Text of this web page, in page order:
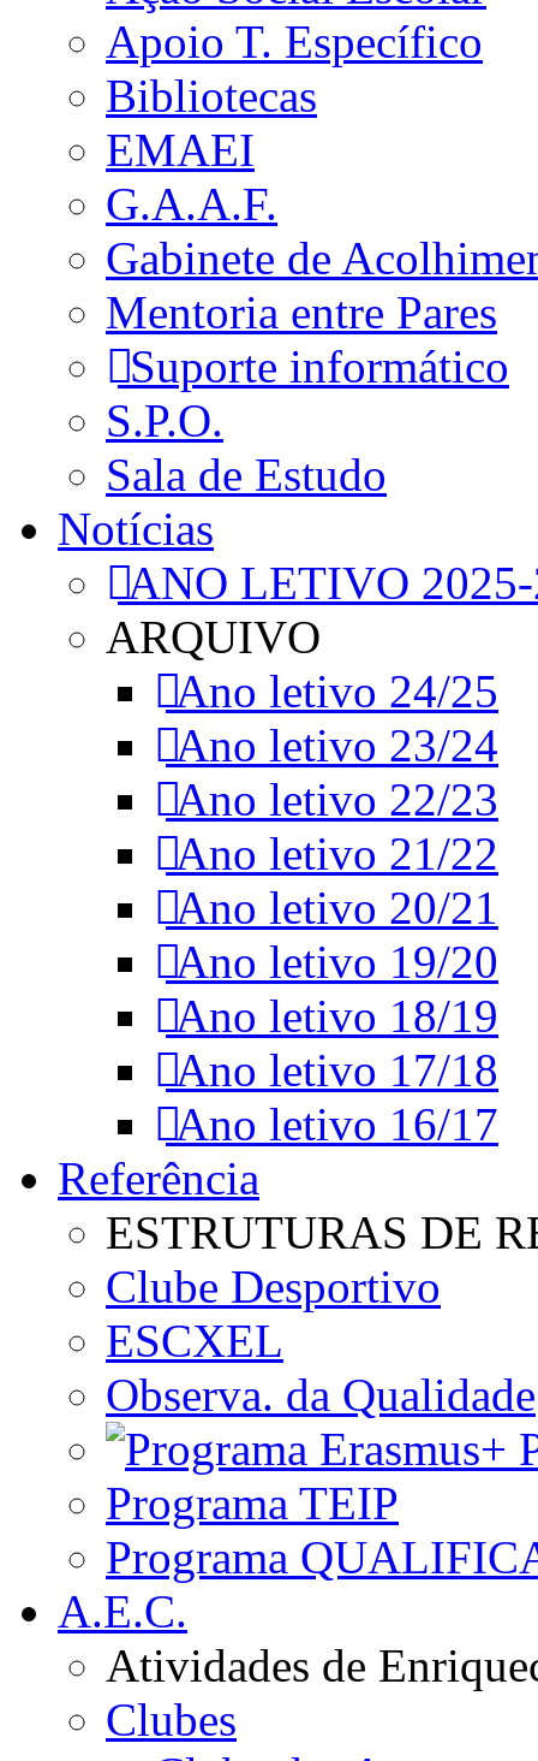
Apoio T. Específico
Bibliotecas
EMAEI
G.A.A.F.
Gabinete de
Mentoria entre Pares
Suporte informático
S.P.O.
Sala de Estudo
Notícias
ANO LETIVO
ARQUIVO
Ano letivo 24/25
Ano letivo 23/24
Ano letivo 22/23
Ano letivo 21/22
Ano letivo 20/21
Ano letivo 19/20
Ano letivo 18/19
Ano letivo 17/18
Ano letivo 16/17
Referência
ESTRUTURAS DE
Clube Desportivo
ESCXEL
Observa. da Qualidade
Programa TEIP
Programa
A.E.C.
Atividades de
Clubes